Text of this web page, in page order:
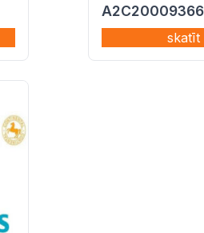
A2C20009366
skatīt